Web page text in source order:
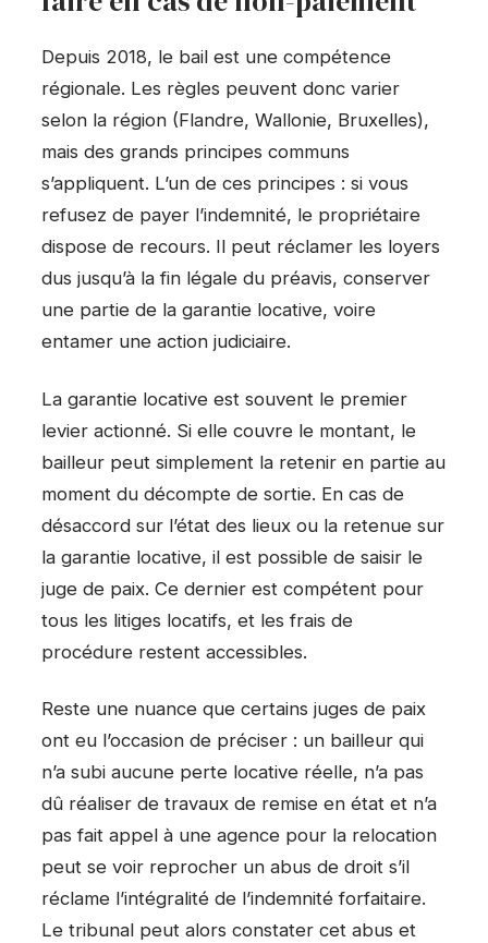
Depuis 2018, le bail est une compétence
régionale. Les règles peuvent donc varier
selon la région (Flandre, Wallonie, Bruxelles),
mais des grands principes communs
s’appliquent. L’un de ces principes : si vous
refusez de payer l’indemnité, le propriétaire
dispose de recours. Il peut réclamer les loyers
dus jusqu’à la fin légale du préavis, conserver
une partie de la garantie locative, voire
entamer une action judiciaire.
La garantie locative est souvent le premier
levier actionné. Si elle couvre le montant, le
bailleur peut simplement la retenir en partie au
moment du décompte de sortie. En cas de
désaccord sur l’état des lieux ou la retenue sur
la garantie locative, il est possible de saisir le
juge de paix. Ce dernier est compétent pour
tous les litiges locatifs, et les frais de
procédure restent accessibles.
Reste une nuance que certains juges de paix
ont eu l’occasion de préciser : un bailleur qui
n’a subi aucune perte locative réelle, n’a pas
dû réaliser de travaux de remise en état et n’a
pas fait appel à une agence pour la relocation
peut se voir reprocher un abus de droit s’il
réclame l’intégralité de l’indemnité forfaitaire.
Le tribunal peut alors constater cet abus et